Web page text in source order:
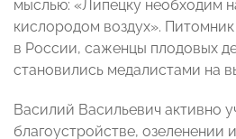
мыслью: «Липецку необходим
кислородом воздух».
в России, саженцы плодовых
становились медалистами на
Василий Васильевич активно
благоустройстве, озеленении